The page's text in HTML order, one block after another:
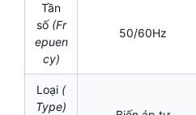
Tần
số (Fr
epuen
cy)
50/60Hz
Loại (
Type)